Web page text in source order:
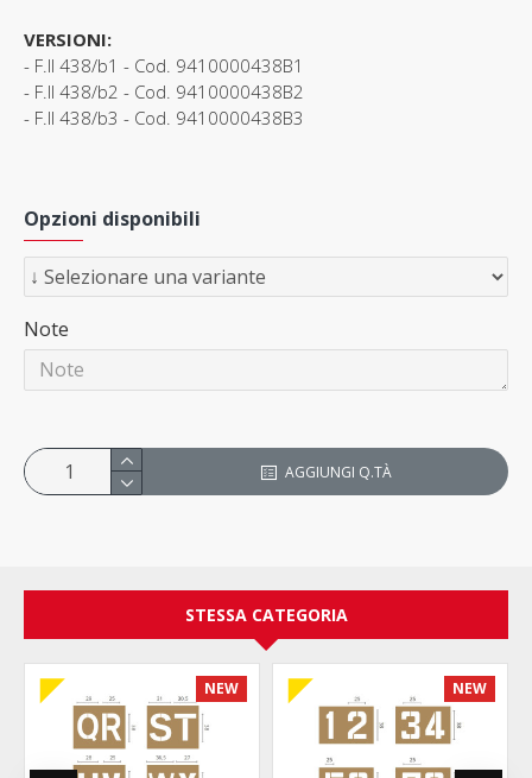
VERSIONI:
- F.II 438/b1 - Cod. 9410000438B1
- F.II 438/b2 - Cod. 9410000438B2
- F.II 438/b3 - Cod. 9410000438B3
Opzioni disponibili
Note
AGGIUNGI Q.TÀ
STESSA CATEGORIA
NEW NEW